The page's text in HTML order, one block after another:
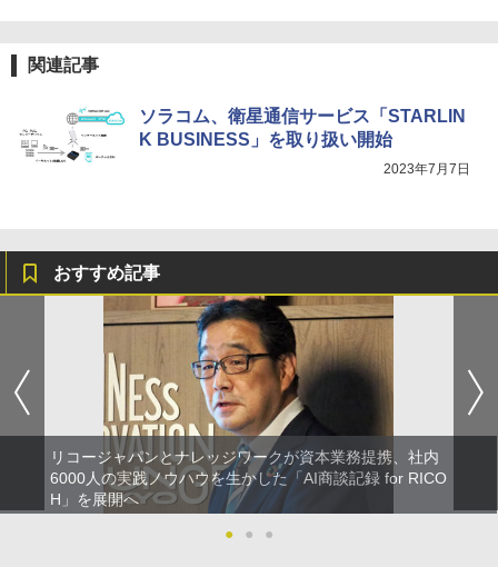
関連記事
ソラコム、衛星通信サービス「STARLIN
K BUSINESS」を取り扱い開始
2023年7月7日
おすすめ記事
リコージャパンとナレッジワークが資本業務提携、社内
6000人の実践ノウハウを生かした「AI商談記録 for RICO
H」を展開へ
●
● ●